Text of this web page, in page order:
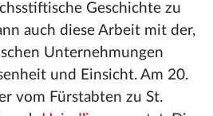
Geschichte zu
auch diese Arbeit mit der,
Unternehmungen
und Einsicht. Am 20.
vom Fürstabten zu St.